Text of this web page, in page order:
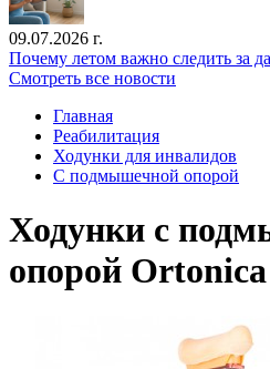
09.07.2026 г.
Почему летом важно следить за
Смотреть все новости
Главная
Реабилитация
Ходунки для инвалидов
С подмышечной опорой
Ходунки с
опорой